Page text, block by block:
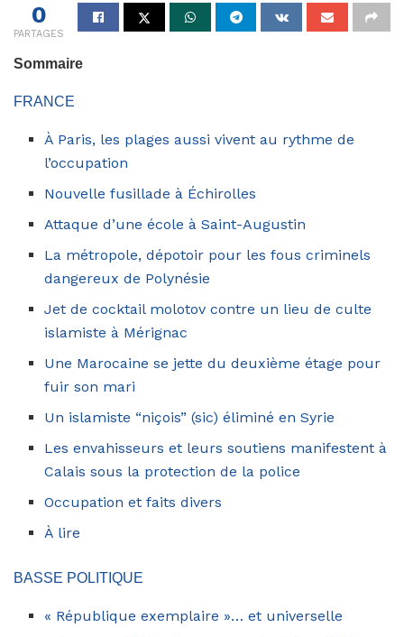
0
PARTAGES
Sommaire
FRANCE
À Paris, les plages aussi vivent au rythme de
l’occupation
Nouvelle fusillade à Échirolles
Attaque d’une école à Saint-Augustin
La métropole, dépotoir pour les fous criminels
dangereux de Polynésie
Jet de cocktail molotov contre un lieu de culte
islamiste à Mérignac
Une Marocaine se jette du deuxième étage pour
fuir son mari
Un islamiste “niçois” (sic) éliminé en Syrie
Les envahisseurs et leurs soutiens manifestent à
Calais sous la protection de la police
Occupation et faits divers
À lire
BASSE POLITIQUE
« République exemplaire »… et universelle